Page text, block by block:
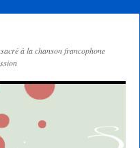
à la chanson francophone